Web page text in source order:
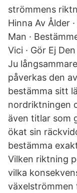
strömmens
Hinna Av Ålder
Man ·
Vici · Gör Ej
Ju
påverkas den
bestämma sitt
nordriktningen
även titlar som
ökat sin
bestämma
Vilken riktning
vilka
växelströmmen